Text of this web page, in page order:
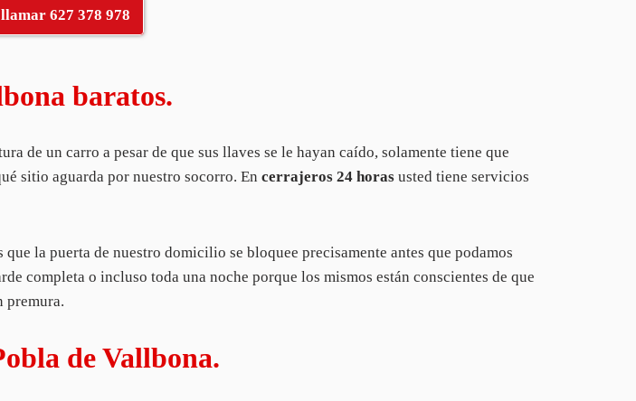
627 378 978
baratos.
de un carro a pesar de que sus llaves se le hayan caído, solamente tiene que
sitio aguarda por nuestro socorro. En cerrajeros 24 horas usted tiene servicios
la puerta de nuestro domicilio se bloquee precisamente antes que podamos
completa o incluso toda una noche porque los mismos están conscientes de que
premura.
de Vallbona.